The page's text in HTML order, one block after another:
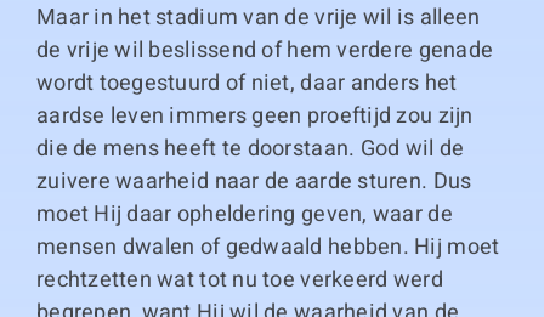
Maar in het stadium van de vrije wil is alleen
de vrije wil beslissend of hem verdere genade
wordt toegestuurd of niet, daar anders het
aardse leven immers geen proeftijd zou zijn
die de mens heeft te doorstaan. God wil de
zuivere waarheid naar de aarde sturen. Dus
moet Hij daar opheldering geven, waar de
mensen dwalen of gedwaald hebben. Hij moet
rechtzetten wat tot nu toe verkeerd werd